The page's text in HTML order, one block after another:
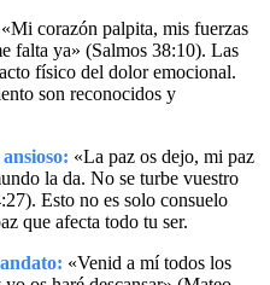
«Mi corazón palpita, mis fuerzas
falta ya» (Salmos 38:10). Las
físico del dolor emocional.
son reconocidos y
«La paz os dejo, mi paz
la da. No se turbe vuestro
Esto no es solo consuelo
que afecta todo tu ser.
«Venid a mí todos los